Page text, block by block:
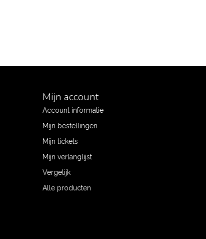
Mijn account
Account informatie
Mijn bestellingen
Mijn tickets
Mijn verlanglijst
Vergelijk
Alle producten